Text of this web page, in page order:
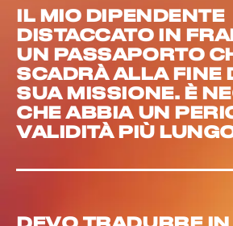
IL MIO DIPENDENTE
DISTACCATO IN
UN PASSAPORTO
SCADRÀ ALLA FINE
SUA MISSIONE. È
CHE ABBIA UN
VALIDITÀ PIÙ